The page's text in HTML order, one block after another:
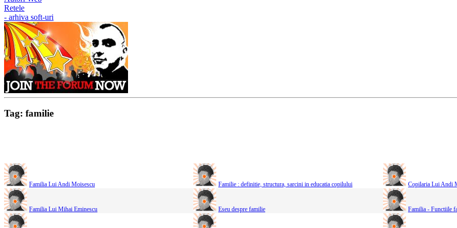
Retele
- arhiva soft-uri
Tag: familie
Familia Lui Andi Moisescu Familie : definitie, structura, sarcini in educatia copilului Copilaria Lui Andi
Familia Lui Mihai Eminescu Eseu despre familie Familia - Functiile